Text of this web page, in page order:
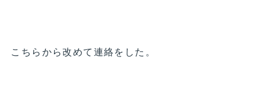
こちらから改めて連絡をした。